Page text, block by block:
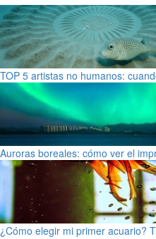
TOP 5 artistas no humanos:
Auroras boreales: cómo ver el
¿Cómo elegir mi primer acuario?